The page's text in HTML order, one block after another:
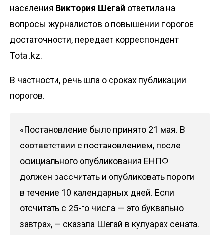
населения Виктория Шегай ответила на
вопросы журналистов о повышении порогов
достаточности, передает корреспондент
Total.kz.
В частности, речь шла о сроках публикации
порогов.
«Постановление было принято 21 мая. В
соответствии с постановлением, после
официального опубликования ЕНПФ
должен рассчитать и опубликовать пороги
в течение 10 календарных дней. Если
отсчитать с 25-го числа — это буквально
завтра», — сказала Шегай в кулуарах сената.